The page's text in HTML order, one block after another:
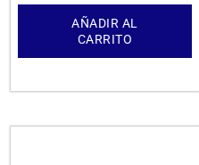
AÑADIR AL
CARRITO